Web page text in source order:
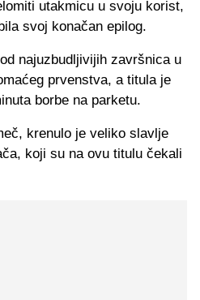
utakmicu u svoju korist,
svoj konačan epilog.
najuzbudljivijih završnica u
prvenstva, a titula je
borbe na parketu.
krenulo je veliko slavlje
koji su na ovu titulu čekali